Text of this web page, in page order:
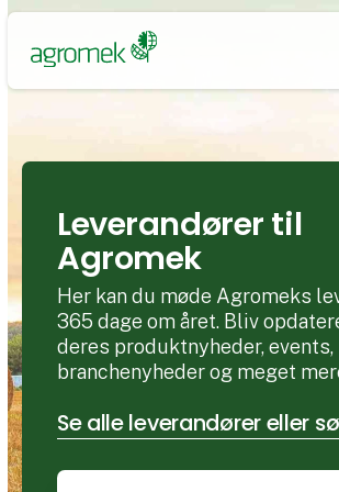
Leverandører til
Agromek
Her kan du møde Agromeks
365 dage om året. Bliv
deres produktnyheder, events,
branchenyheder og meget
Se alle leverandører eller